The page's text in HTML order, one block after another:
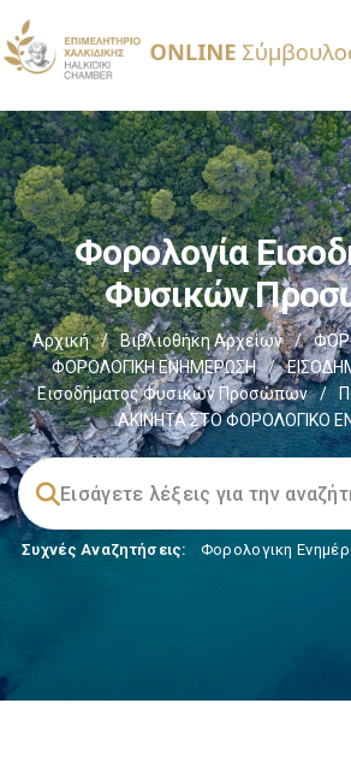
Φορολογία
Φυσικών
Αρχική / Βιβλιοθήκη Αρχείων /
ΦΟΡΟΛΟΓΙΚΗ ΕΝΗΜΕΡΩΣΗ
/
Εισοδήματος Φυσικών Προσώπων
/
ΑΚΙΝΗΤΑ ΣΤΟ ΦΟΡΟΛΟΓΙΚΟ
Συχνές Αναζητήσεις: Φορολογικη